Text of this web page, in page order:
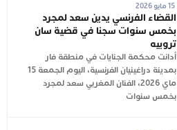
15 مايو 2026
القضاء الفرنسي يدين سعد لمجرد
بخمس سنوات سجنا في قضية سان
تروبيه
أدانت محكمة الجنايات في منطقة فار
بمدينة دراغينيان الفرنسية، اليوم الجمعة 15
ماي 2026، الفنان المغربي سعد لمجرد
بخمس سنوات